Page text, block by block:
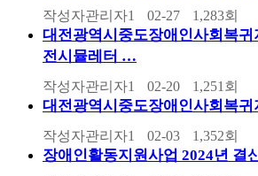
작성자관리자1 02-27 1,283회
대전광역시중도장애인사회복
전시뮬레터 …
작성자관리자1 02-20 1,251 회
대전광역시중도장애인사회복
작성자관리자1 02-03 1,352회
장애인활동지원사업 2024년 결